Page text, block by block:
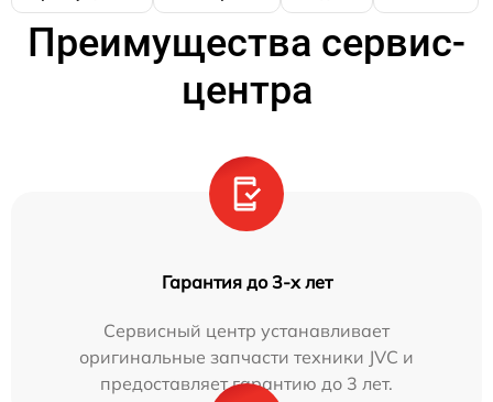
Преимущества сервис-
центра
Гарантия до 3-х лет
Сервисный центр устанавливает
оригинальные запчасти техники JVC и
предоставляет гарантию до 3 лет.